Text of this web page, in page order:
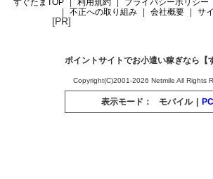
不正への取り組み
会社概要 サ
[PR]
ポイントサイトでお小遣い稼ぎなら【
Copyright(C)2001-2026 Netmile All Rights
表示モード： モバイル | PC